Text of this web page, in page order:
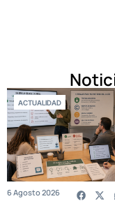
ACTUALIDAD
6 Agosto 2026